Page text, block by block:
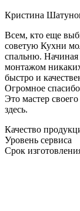
Кристина
Всем, кто еще
советую Кухни
спальню. Начиная
монтажом
быстро и
Огромное
Это мастер
здесь.
Качество
Уровень сервиса
Срок